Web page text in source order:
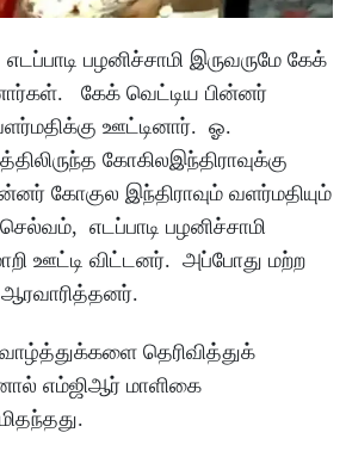
பழனிச்சாமி இருவருமே கேக்
கேக் வெட்டிய பின்னர்
ஊட்டினார். ஓ.
கோகிலஇந்திராவுக்கு
கோகுல இந்திராவும் வளர்மதியும்
எடப்பாடி பழனிச்சாமி
ஊட்டி விட்டனர். அப்போது மற்ற
ஆரவாரித்தனர்.
தெரிவித்துக்
எம்ஜிஆர் மாளிகை